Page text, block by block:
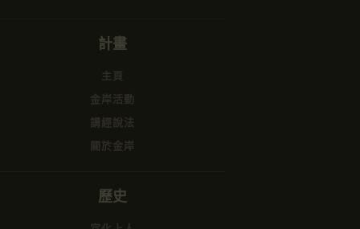
計畫
主頁
金岸活動
講經說法
關於金岸
歷史